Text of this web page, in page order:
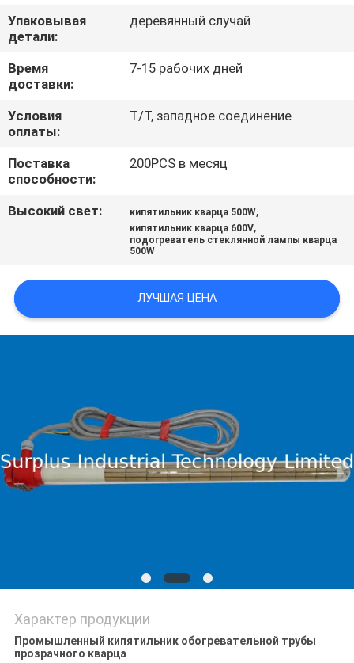
СВЯЖИТЕСЬ
С
НАМИ
НОВОСТИ
ЗАПРОСИТЕ
САЙТА
PRIVACY
Упаковывая
детали:
деревянный случай
Время
доставки:
7-15 рабочих дней
Условия
оплаты:
T/T, западное соединение
Поставка
способности:
200PCS в месяц
Высокий свет: кипятильник кварца 500W,
кипятильник кварца 600V,
подогреватель стеклянной лампы кварца
500W
ЛУЧШАЯ ЦЕНА
Характер продукции
Промышленный кипятильник обогревательной трубы
прозрачного кварца